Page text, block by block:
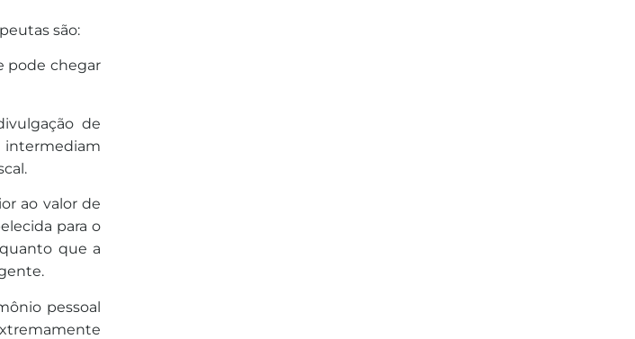
são:
pode chegar
de
intermediam
ao valor de
para o
que a
pessoal